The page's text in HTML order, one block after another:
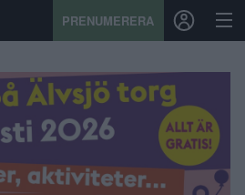
PRENUMERERA